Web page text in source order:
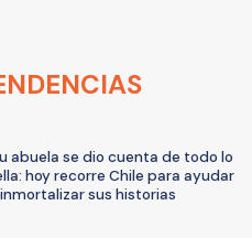
abuela se dio cuenta de todo lo
hoy recorre Chile para ayudar
sus historias